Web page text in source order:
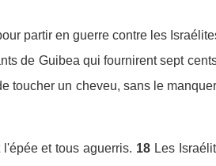
partir en guerre contre les
de Guibea qui fournirent sept
toucher un cheveu, sans le
et tous aguerris. 18 Les